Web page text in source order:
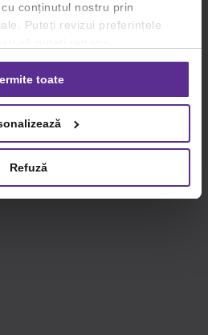
conținutul nostru prin
Puteți revizui preferințele
click pe linkul către
cookie.Detalii
toate
Refuză